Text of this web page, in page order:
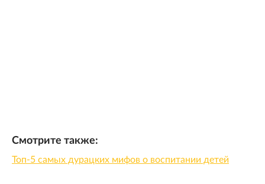
Смотрите также:
Топ-5 самых дурацких мифов о воспитании детей